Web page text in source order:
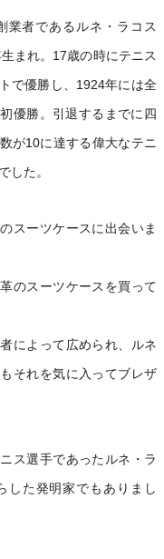
業者であるルネ・ラコス
まれ。17歳の時にテニス
で優勝し、1924年には全
優勝。引退するまでに四
が10に達する偉大なテニ
した。
スーツケースに出会いま
のスーツケースを買って
によって広められ、ルネ
それを気に入ってブレザ
ス選手であったルネ・ラ
した発明家でもありまし